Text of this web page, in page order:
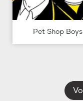
Pet Shop Boys